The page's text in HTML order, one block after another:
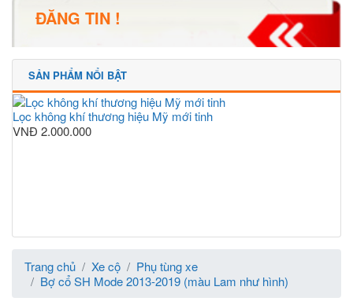
ĐĂNG TIN !
SẢN PHẨM NỔI BẬT
Lọc không khí thương hiệu Mỹ mới tinh
VNĐ 2.000.000
Trang chủ Xe cộ
Phụ tùng xe
Bợ cổ SH Mode 2013-2019 (màu Lam như hình)